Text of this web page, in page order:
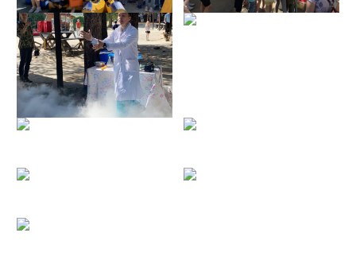
Дипломы
Фотоальбомы
О литейной химии
Колд-Бокс системы